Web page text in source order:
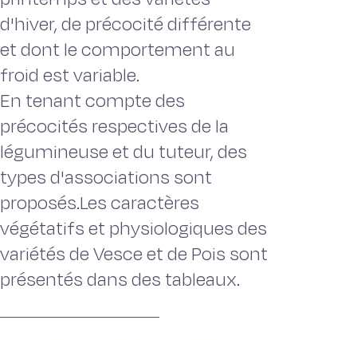
d'hiver, de précocité différente
et dont le comportement au
froid est variable.
En tenant compte des
précocités respectives de la
légumineuse et du tuteur, des
types d'associations sont
proposés.Les caractères
végétatifs et physiologiques des
variétés de Vesce et de Pois sont
présentés dans des tableaux.